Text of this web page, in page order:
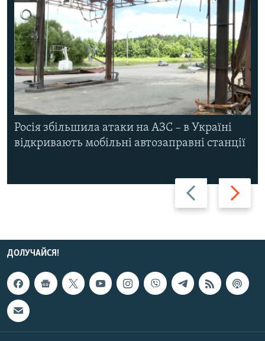
Назад Вперед
Росія збільшила атаки на АЗС – в Україні
відкривають мобільні автозаправні станції
ДОЛУЧАЙСЯ!